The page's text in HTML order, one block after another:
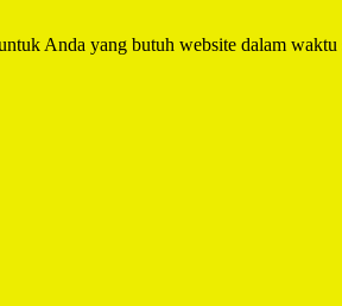
Anda yang butuh website dalam